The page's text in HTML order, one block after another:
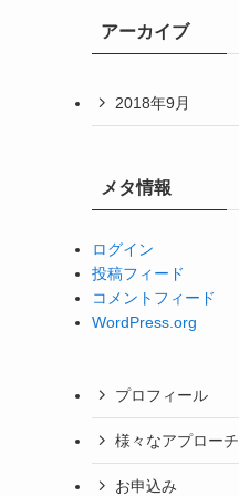
アーカイブ
2018年9月
メタ情報
ログイン
投稿フィード
コメントフィード
WordPress.org
プロフィール
様々なアプローチ
お申込み